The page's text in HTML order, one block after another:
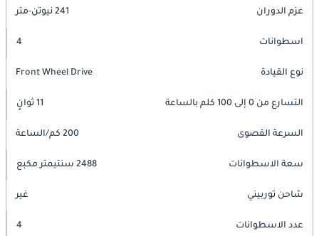
عزم الدوران 241 نيوتن-متر
اسطوانات 4
نوع القيادة Front Wheel Drive
التسارع من 0 إلى 100 كلم بالساعة 11 ثوانٍ
السرعة القصوى 200 كم/الساعة
سعة الاسطوانات 2488 سنتيمتر مكبع
شاحن توربيني غير
عدد الاسطوانات 4